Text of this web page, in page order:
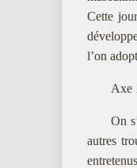
Cette
l’on
Axe
On
autres